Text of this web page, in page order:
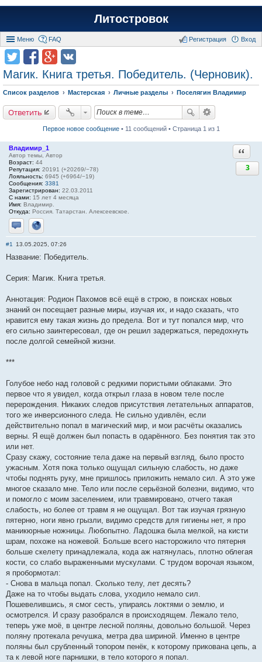
Литостровок
Меню FAQ Вход
Регистрация
Магик. Книга третья. Победитель. (Черновик).
Список разделов Мастерская Личные разделы Поселягин Владимир
Ответить
Первое новое сообщение• 11 сообщений • Страница 1 из 1
Владимир_1
Автор темы, Автор
Возраст: 44
Репутация: 20191 (+20269/−78)
Лояльность: 6945 (+6964/−19)
Сообщения: 3381
Зарегистрирован: 22.03.2011
С нами: 15 лет 4 месяца
Имя: Владимир.
Откуда: Россия. Татарстан. Алексеевское.
Отправить личное сообщение
Сайт
3
#1 13.05.2025, 07:26
Название: Победитель.
Серия: Магик. Книга третья.
Аннотация: Родион Пахомов всё ещё в строю, в поисках новых
знаний он посещает разные миры, изучая их, и надо сказать, что
нравится ему такая жизнь до предела. Вот и тут попался мир, что
его сильно заинтересовал, где он решил задержаться, передохнуть
после долгой семейной жизни.
***
Голубое небо над головой с редкими пористыми облаками. Это
первое что я увидел, когда открыл глаза в новом теле после
перерождения. Никаких следов присутствия летательных аппаратов,
того же инверсионного следа. Не сильно удивлён, если
действительно попал в магический мир, и мои расчёты оказались
верны. Я ещё должен был попасть в одарённого. Без понятия так это
или нет.
Сразу скажу, состояние тела даже на первый взгляд, было просто
ужасным. Хотя пока только ощущал сильную слабость, но даже
чтобы поднять руку, мне пришлось приложить немало сил. А это уже
многое сказало мне. Тело или после серьёзной болезни, видимо, что
и помогло с моим заселением, или травмировано, отчего такая
слабость, но более от травм я не ощущал. Вот так изучая грязную
пятерню, ноги явно грызли, видимо средств для гигиены нет, я про
маникюрные ножницы. Любопытно. Ладошка была мелкой, на кисти
шрам, похоже на ножевой. Больше всего насторожило что пятерня
больше скелету принадлежала, кода аж натянулась, плотно облегая
кости, со слабо выраженными мускулами. С трудом ворочая языком,
я пробормотал:
- Снова в мальца попал. Сколько телу, лет десять?
Даже на то чтобы выдать слова, уходило немало сил.
Пошевелившись, я смог сесть, упираясь локтями о землю, и
осмотрелся. И сразу разобрался в происходящем. Лежало тело,
теперь уже моё, в центре лесной поляны, довольно большой. Через
поляну протекала речушка, метра два шириной. Именно в центре
поляны был срубленный топором пенёк, к которому прикована цепь, а
та к левой ноге парнишки, в тело которого я попал.